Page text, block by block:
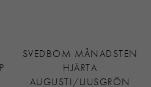
SVEDBOM MÅNADSTEN
HJÄRTA
AUGUSTI/LJUSGRÖN